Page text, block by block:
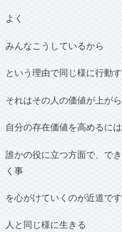
よく
みんなこうしているから
という理由で同じ様に行動
それはその人の価値が上が
自分の存在価値を高めるには
誰かの役に立つ方面で、で
く事
を心がけていくのが近道です
人と同じ様に生きる